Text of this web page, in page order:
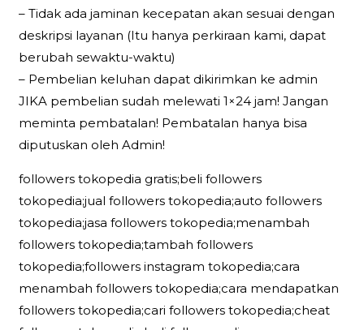
– Tidak ada jaminan kecepatan akan sesuai dengan
deskripsi layanan (Itu hanya perkiraan kami, dapat
berubah sewaktu-waktu)
– Pembelian keluhan dapat dikirimkan ke admin
JIKA pembelian sudah melewati 1×24 jam! Jangan
meminta pembatalan! Pembatalan hanya bisa
diputuskan oleh Admin!
followers tokopedia gratis;beli followers
tokopedia;jual followers tokopedia;auto followers
tokopedia;jasa followers tokopedia;menambah
followers tokopedia;tambah followers
tokopedia;followers instagram tokopedia;cara
menambah followers tokopedia;cara mendapatkan
followers tokopedia;cari followers tokopedia;cheat